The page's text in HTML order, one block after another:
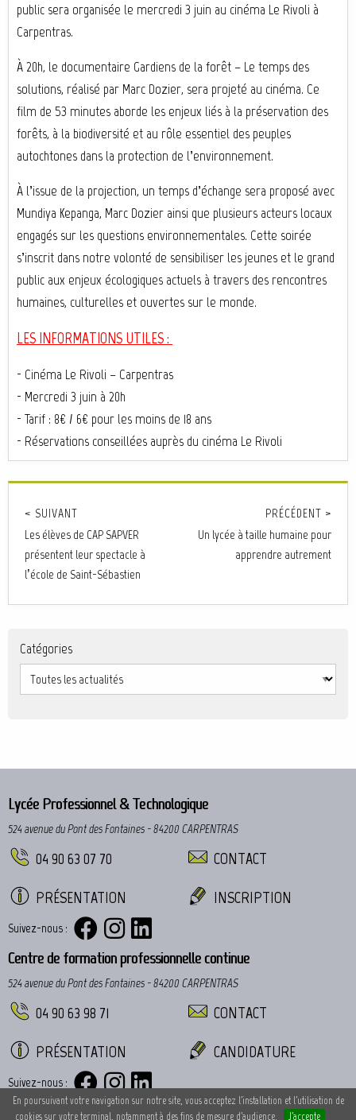
En poursuivant votre navigation sur notre site, vous acceptez l'installation et l'utilisation de
cookies sur votre terminal, notamment à des fins de mesure d'audience.
J'accepte
public sera organisée le mercredi 3 juin au cinéma Le Rivoli à
Carpentras.
À 20h, le documentaire Gardiens de la forêt – Le temps des
solutions, réalisé par Marc Dozier, sera projeté au cinéma. Ce
film de 53 minutes aborde les enjeux liés à la préservation des
forêts, à la biodiversité et au rôle essentiel des peuples
autochtones dans la protection de l’environnement.
À l’issue de la projection, un temps d’échange sera proposé avec
Mundiya Kepanga, Marc Dozier ainsi que plusieurs acteurs locaux
engagés sur les questions environnementales. Cette soirée
s’inscrit dans notre volonté de sensibiliser les jeunes et le grand
public aux enjeux écologiques actuels à travers des rencontres
humaines, culturelles et ouvertes sur le monde.
LES INFORMATIONS UTILES :
- Cinéma Le Rivoli – Carpentras
- Mercredi 3 juin à 20h
- Tarif : 8€ / 6€ pour les moins de 18 ans
- Réservations conseillées auprès du cinéma Le Rivoli
< SUIVANT
Les élèves de CAP SAPVER
présentent leur spectacle à
l’école de Saint-Sébastien
PRÉCÉDENT >
Un lycée à taille humaine pour
apprendre autrement
Catégories
Lycée Professionnel & Technologique
524 avenue du Pont des Fontaines - 84200 CARPENTRAS
04 90 63 07 70 CONTACT
PRÉSENTATION INSCRIPTION
Suivez-nous :
Centre de formation professionnelle continue
524 avenue du Pont des Fontaines - 84200 CARPENTRAS
04 90 63 98 71 CONTACT
PRÉSENTATION CANDIDATURE
Suivez-nous :